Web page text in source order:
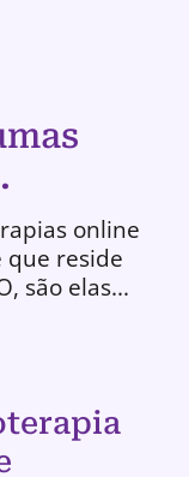
online
que reside
são elas...